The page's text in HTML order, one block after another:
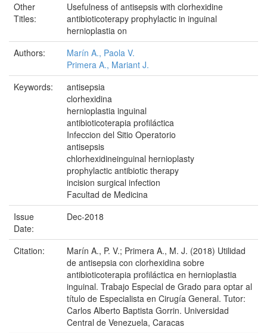
Other
Titles:
Usefulness of antisepsis with clorhexidine
antibioticoterapy prophylactic in inguinal
hernioplastia on
Authors:
Marín A., Paola V.
Primera A., Mariant J.
Keywords:
antisepsia
clorhexidina
hernioplastia inguinal
antibioticoterapia profiláctica
Infeccion del Sitio Operatorio
antisepsis
chlorhexidineinguinal hernioplasty
prophylactic antibiotic therapy
incision surgical infection
Facultad de Medicina
Issue
Date:
Dec-2018
Citation:
Marín A., P. V.; Primera A., M. J. (2018) Utilidad
de antisepsia con clorhexidina sobre
antibioticoterapia profiláctica en hernioplastia
inguinal. Trabajo Especial de Grado para optar al
título de Especialista en Cirugía General. Tutor:
Carlos Alberto Baptista Gorrin. Universidad
Central de Venezuela, Caracas